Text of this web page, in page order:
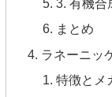
3. 有機合
まとめ
ラネーニッ
特徴とメ